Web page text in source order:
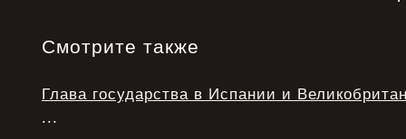
Смотрите также
Глава государства в Испании и
...